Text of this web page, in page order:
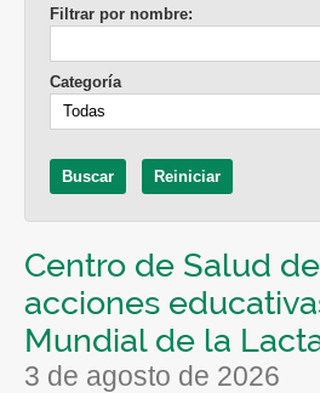
Filtrar por nombre:
Categoría
Centro de Salud
acciones
Mundial de la
3 de agosto de 2026